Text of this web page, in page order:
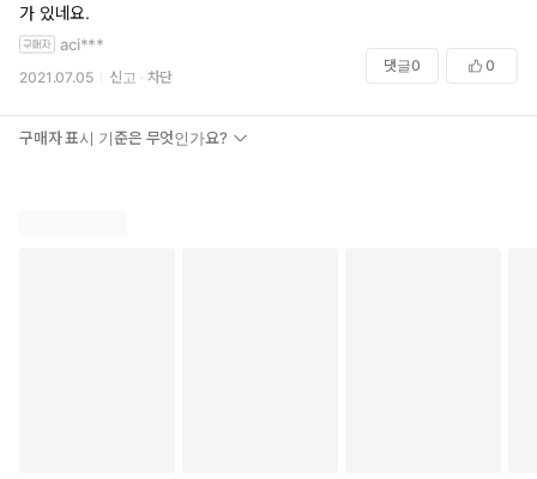
가 있네요.
aci***
2021.07.05 신고 차단
댓글0 0
구매자 표시 기준은 무엇인가요?